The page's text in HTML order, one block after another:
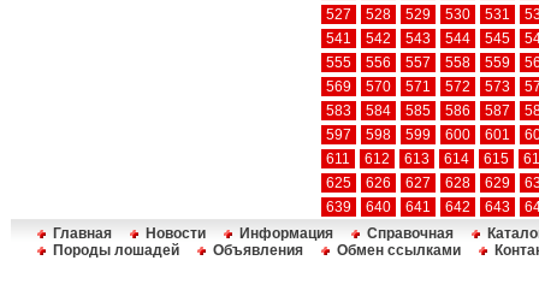
527
528 529 530 531
541
542 543 544 545
555
556 557 558 559
569
570 571 572 573
583
584 585 586 587
597
598 599 600 601
611
612 613 614 615
625
626 627 628 629
639
640 641 642 643
Главная
Новости Информация Справочная
Породы лошадей
Объявления Обмен ссылками